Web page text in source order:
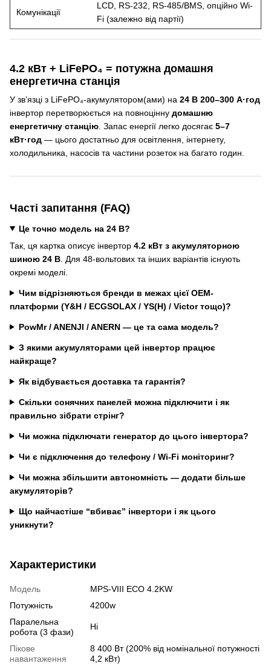
Комунікації
LCD, RS-232, RS-485/BMS, опційно Wi-
Fi (залежно від партії)
4.2 кВт + LiFePO₄ = потужна домашня
енергетична станція
У зв’язці з LiFePO₄-акумулятором(ами) на 24 В 200–300 А·год
інвертор перетворюється на повноцінну домашню
енергетичну станцію . Запас енергії легко досягає 5–7
кВт·год — цього достатньо для освітлення, інтернету,
холодильника, насосів та частини розеток на багато годин.
Часті запитання (FAQ)
Це точно модель на 24 В?
Так, ця картка описує інвертор 4.2 кВт з акумуляторною
шиною 24 В . Для 48-вольтових та інших варіантів існують
окремі моделі.
Чим відрізняються бренди в межах цієї OEM-
платформи (Y&H / ECGSOLAX / YS(H) / Victor тощо)?
PowMr / ANENJI / ANERN — це та сама модель?
З якими акумуляторами цей інвертор працює
найкраще?
Як відбувається доставка та гарантія?
Скільки сонячних панелей можна підключити і як
правильно зібрати стрінг?
Чи можна підключати генератор до цього інвертора?
Чи є підключення до телефону / Wi-Fi моніторинг?
Чи можна збільшити автономність — додати більше
акумуляторів?
Що найчастіше “вбиває” інвертори і як цього
уникнути?
Характеристики
Модель
MPS-VIII ECO 4.2KW
Потужність
4200w
Паралельна
робота (3 фази)
Ні
Пікове
навантаження
8 400 Вт (200% від номінальної потужності
4,2 кВт)